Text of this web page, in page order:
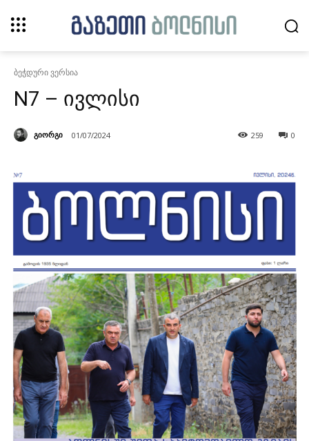
ბეჭდური ვერსია
N7 – ივლისი
გიორგი 01/07/2024 0
259